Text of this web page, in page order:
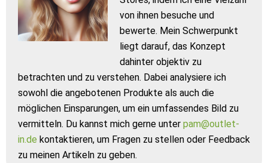
von ihnen besuche und
bewerte. Mein Schwerpunkt
liegt darauf, das Konzept
dahinter objektiv zu
betrachten und zu verstehen. Dabei analysiere ich
sowohl die angebotenen Produkte als auch die
möglichen Einsparungen, um ein umfassendes Bild zu
vermitteln. Du kannst mich gerne unter pam@outlet-
in.de kontaktieren, um Fragen zu stellen oder Feedback
zu meinen Artikeln zu geben.